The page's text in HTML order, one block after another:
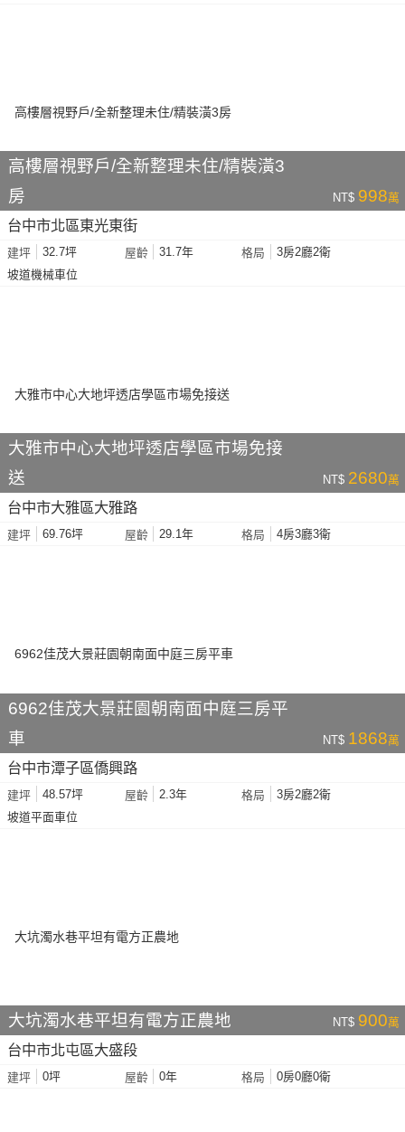
高樓層視野戶/全新整理未住/精裝潢3
房
NT$ 998萬
台中市北區東光東街
建坪 32.7坪 屋齡 31.7年 格局
3房2廳2衛
坡道機械車位
大雅市中心大地坪透店學區市場免接
送
NT$ 2680萬
台中市大雅區大雅路
建坪 69.76坪 屋齡 29.1年 格局 4房3廳3衛
6962佳茂大景莊園朝南面中庭三房平
車
NT$ 1868萬
台中市潭子區僑興路
建坪 48.57坪 屋齡 2.3年 格局
3房2廳2衛
坡道平面車位
大坑濁水巷平坦有電方正農地 NT$ 900萬
台中市北屯區大盛段
建坪 0坪 屋齡 0年 格局 0房0廳0衛